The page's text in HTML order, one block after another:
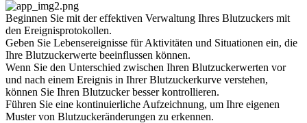
Beginnen Sie mit der effektiven Verwaltung Ihres Blutzuckers mit
den Ereignisprotokollen.
Geben Sie Lebensereignisse für Aktivitäten und Situationen ein, die
Ihre Blutzuckerwerte beeinflussen können.
Wenn Sie den Unterschied zwischen Ihren Blutzuckerwerten vor
und nach einem Ereignis in Ihrer Blutzuckerkurve verstehen,
können Sie Ihren Blutzucker besser kontrollieren.
Führen Sie eine kontinuierliche Aufzeichnung, um Ihre eigenen
Muster von Blutzuckeränderungen zu erkennen.